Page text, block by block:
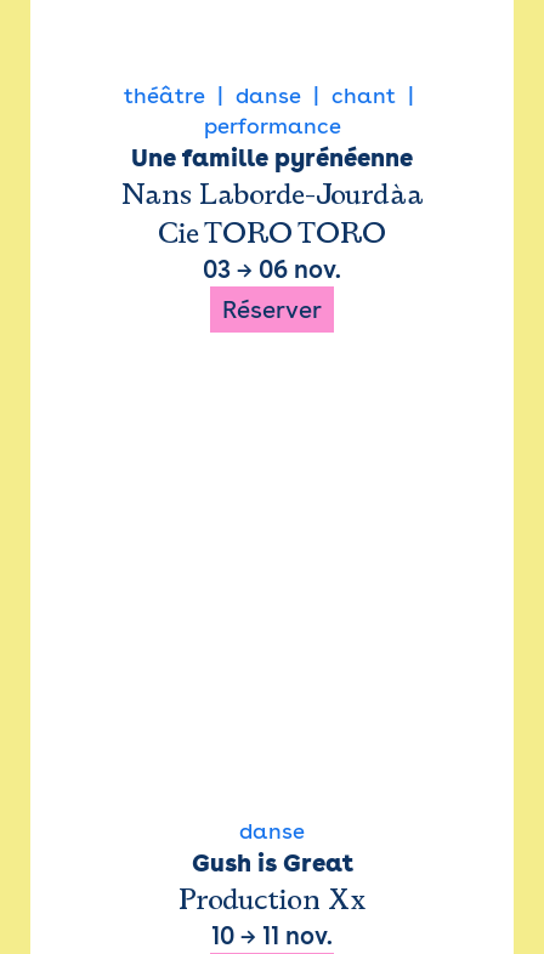
théâtre danse
chant
performance
Une famille pyrénéenne
Nans Laborde-Jourdàa
Cie TORO TORO
03 → 06 nov.
Réserver
danse
Gush is Great
Production Xx
10 → 11 nov.